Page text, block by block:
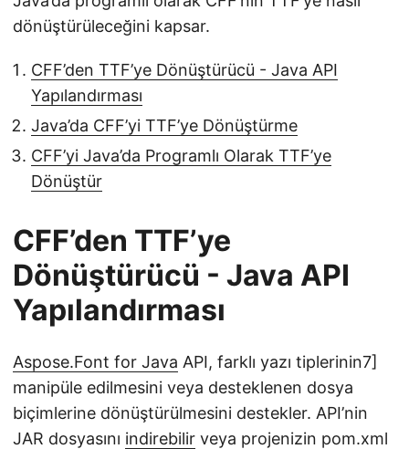
dönüştürüleceğini kapsar.
CFF’den TTF’ye Dönüştürücü - Java API
Yapılandırması
Java’da CFF’yi TTF’ye Dönüştürme
CFF’yi Java’da Programlı Olarak TTF’ye
Dönüştür
CFF’den TTF’ye
Dönüştürücü - Java API
Yapılandırması
Aspose.Font for Java API, farklı yazı tiplerinin7]
manipüle edilmesini veya desteklenen dosya
biçimlerine dönüştürülmesini destekler. API’nin
JAR dosyasını indirebilir veya projenizin pom.xml